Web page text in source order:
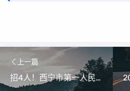
上一篇
招4人！西宁市第一人民医院招聘公告